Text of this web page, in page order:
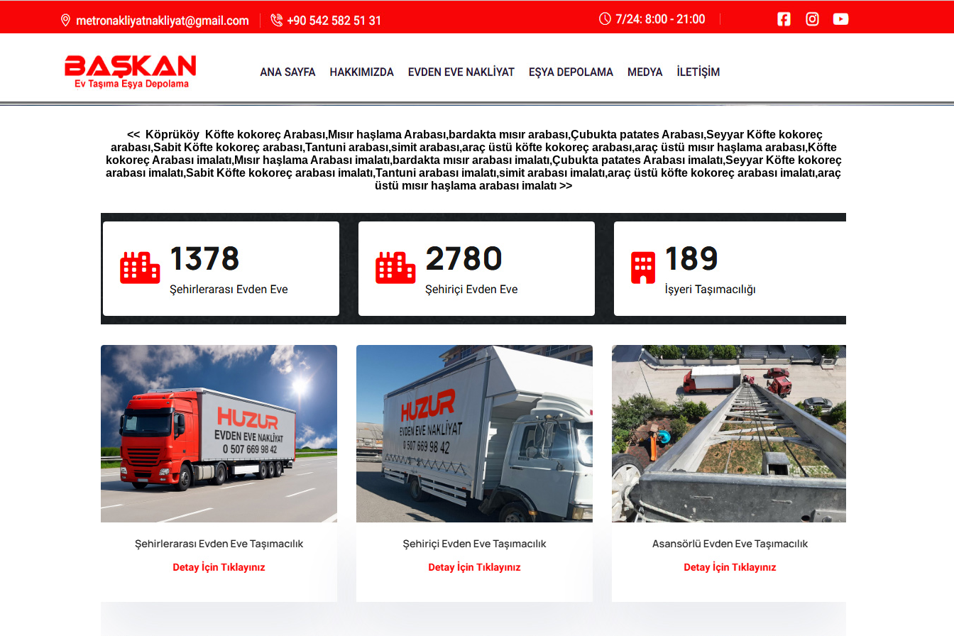
<< Köprüköy Köfte kokoreç Arabası,Mısır haşlama Arabası,bardakta mısır arabası,Çubukta patates Arabası,Seyyar Köfte kokoreç
arabası,Sabit Köfte kokoreç arabası,Tantuni arabası,simit arabası,araç üstü köfte kokoreç arabası,araç üstü mısır haşlama arabası,Köfte
kokoreç Arabası imalatı,Mısır haşlama Arabası imalatı,bardakta mısır arabası imalatı,Çubukta patates Arabası imalatı,Seyyar Köfte kokoreç
arabası imalatı,Sabit Köfte kokoreç arabası imalatı,Tantuni arabası imalatı,simit arabası imalatı,araç üstü köfte kokoreç arabası imalatı,araç
üstü mısır haşlama arabası imalatı >>